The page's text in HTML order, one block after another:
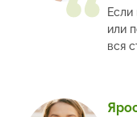
Если
или
вся